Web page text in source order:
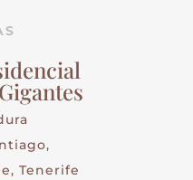
Tenerife